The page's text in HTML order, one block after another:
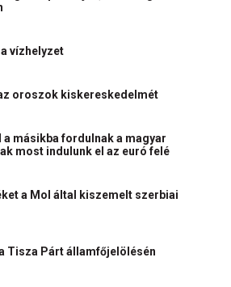
vízhelyzet
oroszok kiskereskedelmét
másikba fordulnak a magyar
most indulunk el az euró felé
a Mol által kiszemelt szerbiai
Tisza Párt államfőjelölésén